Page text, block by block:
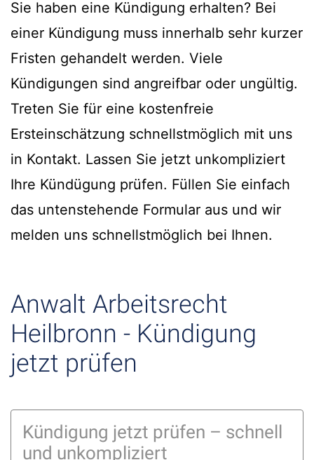
Sie haben eine Kündigung erhalten? Bei
einer Kündigung muss innerhalb sehr kurzer
Fristen gehandelt werden. Viele
Kündigungen sind angreifbar oder ungültig.
Treten Sie für eine kostenfreie
Ersteinschätzung schnellstmöglich mit uns
in Kontakt. Lassen Sie jetzt unkompliziert
Ihre Kündügung prüfen. Füllen Sie einfach
das untenstehende Formular aus und wir
melden uns schnellstmöglich bei Ihnen.
Anwalt Arbeitsrecht
Heilbronn - Kündigung
jetzt prüfen
Kündigung jetzt prüfen – schnell
und unkompliziert